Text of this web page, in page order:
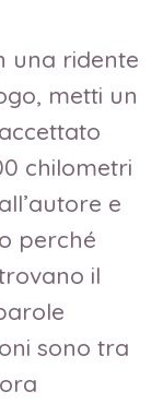
una ridente
metti un
chilometri
e
perché
il
sono tra